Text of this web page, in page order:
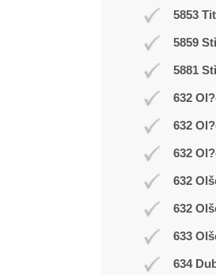
5853
5859
5881
632
632
632
632
632
633
634